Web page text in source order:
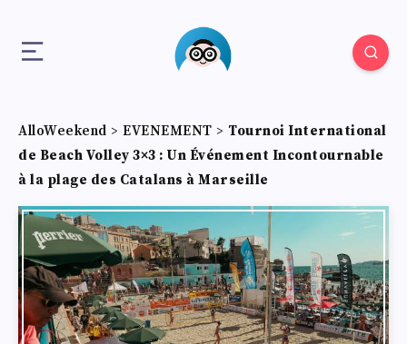
AlloWeekend > EVENEMENT > Tournoi International
de Beach Volley 3×3 : Un Événement Incontournable
à la plage des Catalans à Marseille